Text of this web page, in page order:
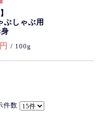
ぶしゃぶ用
/ 100g
件数